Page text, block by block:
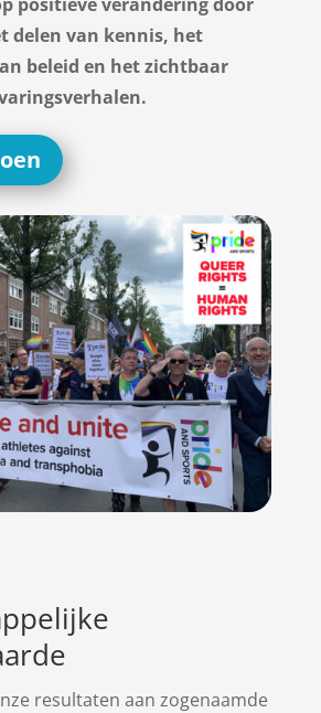
delen van kennis, het
beleid en het zichtbaar
resultaten aan zogenaamde